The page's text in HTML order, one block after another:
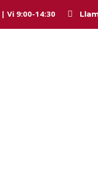
Vi 9:00-14:30